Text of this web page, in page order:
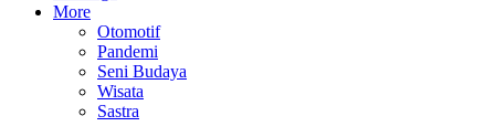
More
Otomotif
Pandemi
Seni Budaya
Wisata
Sastra